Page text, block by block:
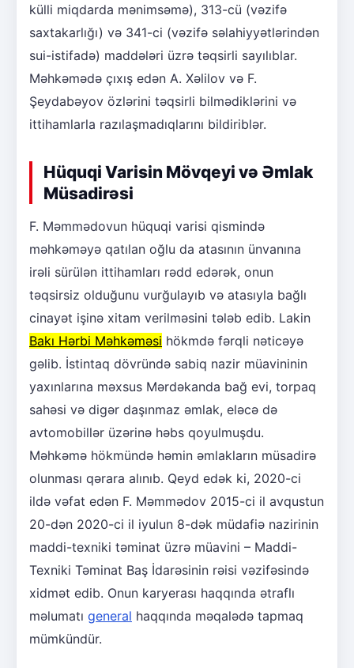
külli miqdarda mənimsəmə), 313-cü (vəzifə
saxtakarlığı) və 341-ci (vəzifə səlahiyyətlərindən
sui-istifadə) maddələri üzrə təqsirli sayılıblar.
Məhkəmədə çıxış edən A. Xəlilov və F.
Şeydabəyov özlərini təqsirli bilmədiklərini və
ittihamlarla razılaşmadıqlarını bildiriblər.
Hüquqi Varisin Mövqeyi və Əmlak
Müsadirəsi
F. Məmmədovun hüquqi varisi qismində
məhkəməyə qatılan oğlu da atasının ünvanına
irəli sürülən ittihamları rədd edərək, onun
təqsirsiz olduğunu vurğulayıb və atasıyla bağlı
cinayət işinə xitam verilməsini tələb edib. Lakin
Bakı Hərbi Məhkəməsi hökmdə fərqli nəticəyə
gəlib. İstintaq dövründə sabiq nazir müavininin
yaxınlarına məxsus Mərdəkanda bağ evi, torpaq
sahəsi və digər daşınmaz əmlak, eləcə də
avtomobillər üzərinə həbs qoyulmuşdu.
Məhkəmə hökmündə həmin əmlakların müsadirə
olunması qərara alınıb. Qeyd edək ki, 2020-ci
ildə vəfat edən F. Məmmədov 2015-ci il avqustun
20-dən 2020-ci il iyulun 8-dək müdafiə nazirinin
maddi-texniki təminat üzrə müavini – Maddi-
Texniki Təminat Baş İdarəsinin rəisi vəzifəsində
xidmət edib. Onun karyerası haqqında ətraflı
məlumatı general haqqında məqalədə tapmaq
mümkündür.